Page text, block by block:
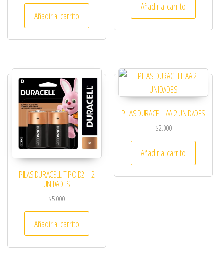
Añadir al carrito
Añadir al carrito
PILAS DURACELL TIPO D2 – 2
UNIDADES
$5.000
Añadir al carrito
PILAS DURACELL AA 2 UNIDADES
$2.000
Añadir al carrito